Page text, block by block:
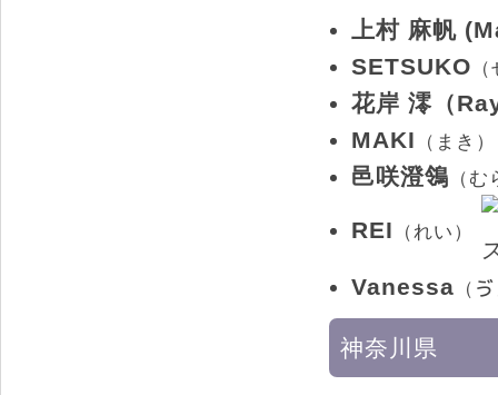
上村 麻帆
SETSUKO
花岸 澪（
MAKI （まき）
邑咲澄鴒 （
REI （れい）
Vanessa （
神奈川県